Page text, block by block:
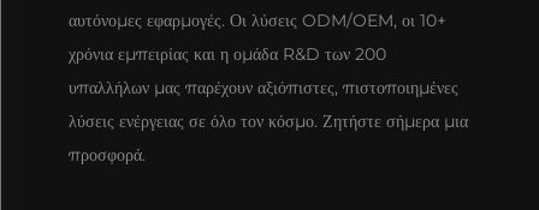
αυτόνομες εφαρμογές. Οι λύσεις ODM/OEM, οι 10+
χρόνια εμπειρίας και η ομάδα R&D των 200
υπαλλήλων μας παρέχουν αξιόπιστες, πιστοποιημένες
λύσεις ενέργειας σε όλο τον κόσμο. Ζητήστε σήμερα μια
προσφορά.